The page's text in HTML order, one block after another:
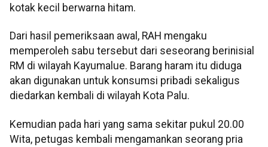
kotak kecil berwarna hitam.
Dari hasil pemeriksaan awal, RAH mengaku
memperoleh sabu tersebut dari seseorang berinisial
RM di wilayah Kayumalue. Barang haram itu diduga
akan digunakan untuk konsumsi pribadi sekaligus
diedarkan kembali di wilayah Kota Palu.
Kemudian pada hari yang sama sekitar pukul 20.00
Wita, petugas kembali mengamankan seorang pria